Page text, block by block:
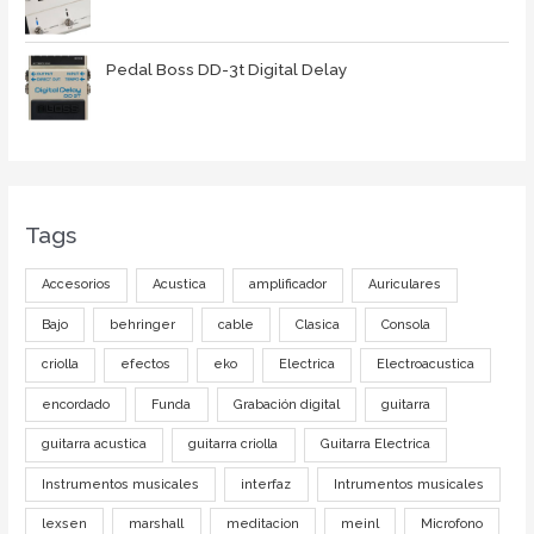
Pedal Boss DD-3t Digital Delay
Tags
Accesorios Acustica amplificador Auriculares
Bajo behringer cable Clasica Consola
criolla efectos eko Electrica Electroacustica
encordado Funda Grabación digital guitarra
guitarra acustica guitarra criolla Guitarra Electrica
Instrumentos musicales interfaz Intrumentos musicales
lexsen marshall meditacion meinl Microfono